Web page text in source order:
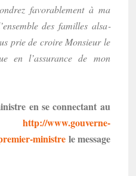
favo­ra­ble­ment à ma
des familles alsa­
prie de croire Monsieur le
en l’as­su­rance de mon
en se connec­tant au
http://www.gouver­ne­
ministre le message